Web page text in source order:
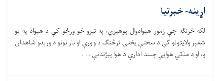
اړینه- خبرتیا
لکه څرنګه چې زموږ هېوادوال پوهېږي، په تېرو څو ورځو کې د هېواد په یو
شمېر ولایتونو کې د سختې یخنۍ ترڅنګ د واورې او بارانونو د ورېدو شاهدان
و، او د ملکي هوايي چلند ادارې د هوا پېژندنې . . .